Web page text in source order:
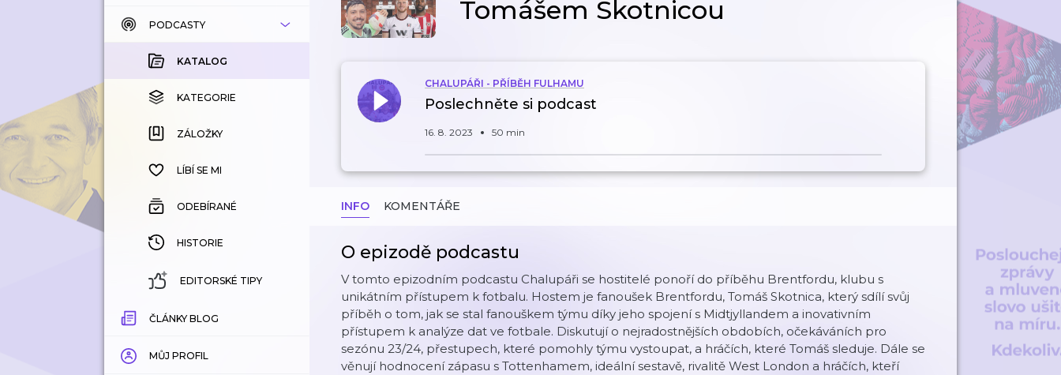
KATALOG
KOUPENÉ
KATEGORIE
ZÁLOŽKY
HISTORIE
PODCASTY
KATALOG
KATEGORIE
ZÁLOŽKY
LÍBÍ SE MI
ODEBÍRANÉ
HISTORIE
EDITORSKÉ TIPY
ČLÁNKY BLOG
MŮJ PROFIL
Tomášem Skotnicou
CHALUPÁŘI - PŘÍBĚH FULHAMU
Poslechněte si podcast
16. 8. 2023 50 min
INFO KOMENTÁŘE
O epizodě podcastu
V tomto epizodním podcastu Chalupáři se hostitelé ponoří do příběhu Brentfordu, klubu s
unikátním přístupem k fotbalu. Hostem je fanoušek Brentfordu, Tomáš Skotnica, který sdílí svůj
příběh o tom, jak se stal fanouškem týmu díky jeho spojení s Midtjyllandem a inovativním
přístupem k analýze dat ve fotbale. Diskutují o nejradostnějších obdobích, očekáváních pro
sezónu 23/24, přestupech, které pomohly týmu vystoupat, a hráčích, které Tomáš sleduje. Dále se
věnují hodnocení zápasu s Tottenhamem, ideální sestavě, rivalitě West London a hráčích, kteří